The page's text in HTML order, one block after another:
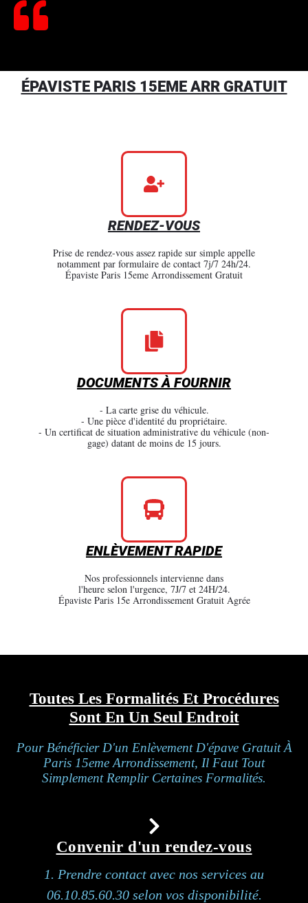
ÉPAVISTE PARIS 15EME ARR GRATUIT
RENDEZ-VOUS
Prise de rendez-vous assez rapide sur simple appelle
notamment par formulaire de contact 7j/7 24h/24.
Épaviste Paris 15eme Arrondissement Gratuit
DOCUMENTS À FOURNIR
- La carte grise du véhicule.
- Une pièce d'identité du propriétaire.
- Un certificat de situation administrative du véhicule (non-
gage) datant de moins de 15 jours.
ENLÈVEMENT RAPIDE
Nos professionnels intervienne dans
l'heure selon l'urgence, 7J/7 et 24H/24.
Épaviste Paris 15e Arrondissement Gratuit Agrée
Toutes Les Formalités Et Procédures
Sont En Un Seul Endroit
Pour Bénéficier D'un Enlèvement D'épave Gratuit À
Paris 15eme Arrondissement, Il Faut Tout
Simplement Remplir Certaines Formalités.
Convenir d'un rendez-vous
1. Prendre contact avec nos services au
06.10.85.60.30 selon vos disponibilité.